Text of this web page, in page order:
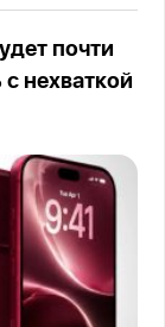
почти
нехваткой